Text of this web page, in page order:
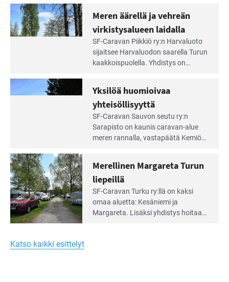
Saariston
Rengastien
portilla
äärellä
ja
Meren äärellä ja vehreän
virkistysalueen laidalla
SF-Caravan Piikkiö ry:n Harvaluoto
sijait­see Harvaluodon saarella Turun
kaakkois­puolella. Yhdistys on
virkistysalueesta.
huomioivaa
yhteisöllisyyttä
Yksilöä huomioivaa
yhteisöllisyyttä
SF-Caravan Sauvon seutu ry:n
Sarapisto on kaunis caravan-alue
meren rannalla, vasta­päätä Kemiön
kymmenen paikkaa ilman sähköä.
Lue
Leirintäoppaan
artikkeli:
Merellinen
Turun
liepeillä
Merellinen Margareta Turun
liepeillä
SF-Caravan Turku ry:llä on kaksi
omaa aluet­ta: Kesäniemi ja
Margareta. Lisäksi yhdis­tys hoitaa
Katso kaikki esittelyt